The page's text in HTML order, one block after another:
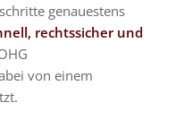
genauestens
rechtssicher und
von einem